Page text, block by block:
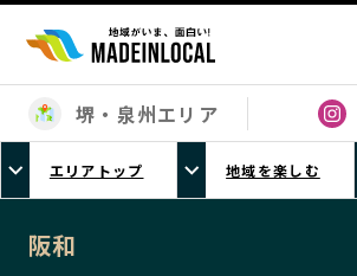
エリアから探す
北海道エリア
青森エリア
岩手エリア
堺・泉州エリア
エリアトップ 地域を楽しむ
阪和